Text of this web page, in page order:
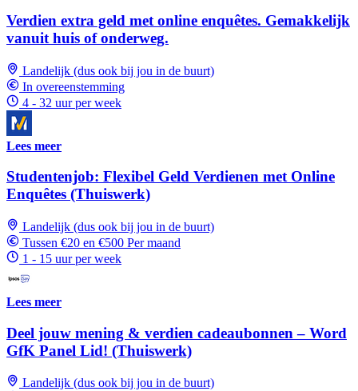
Verdien extra geld met online enquêtes. Gemakkelijk
vanuit huis of onderweg.
Landelijk (dus ook bij jou in de buurt)
In overeenstemming
4 - 32 uur per week
Lees meer
Studentenjob: Flexibel Geld Verdienen met Online
Enquêtes (Thuiswerk)
Landelijk (dus ook bij jou in de buurt)
Tussen €20 en €500 Per maand
1 - 15 uur per week
Lees meer
Deel jouw mening & verdien cadeaubonnen – Word
GfK Panel Lid! (Thuiswerk)
Landelijk (dus ook bij jou in de buurt)